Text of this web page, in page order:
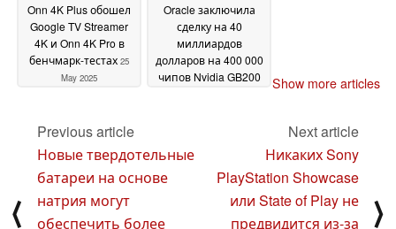
Onn 4K Plus обошел
Google TV Streamer
4K и Onn 4K Pro в
бенчмарк-тестах 25
May 2025
Oracle заключила
сделку на 40
миллиардов
долларов на 400 000
чипов Nvidia GB200
Show more articles
⟨
Previous article
Новые твердотельные
батареи на основе
натрия могут
обеспечить более
Next article
Никаких Sony
PlayStation Showcase
или State of Play не
предвидится из-за
⟩